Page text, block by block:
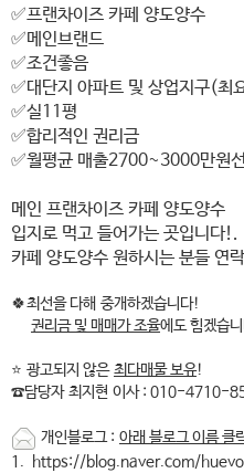
✅️프랜차이즈 카페 양도양수
✅️메인브랜드
✅️조건좋음
✅️대단지 아파트 및 상업지구(최
✅️실11평
✅️합리적인 권리금
✅️월평균 매출2700~3000만원선
메인 프랜차이즈 카페 양도양수
입지로 먹고 들어가는 곳입니다!.
카페 양도양수 원하시는 분들 연
🍀최선을 다해 중개하겠습니다!
권리금 및 매매가 조율에도 힘겠습
⭐️ 광고되지 않은최다매물 보유!
☎️담당자 최지현 이사 : 010-4710-
개인블로그 : 아래 블로그 이름 클
1. https://blog.naver.com/